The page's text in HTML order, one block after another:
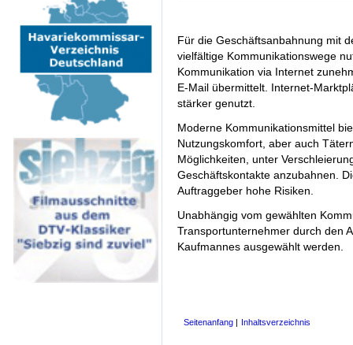
Für die Geschäftsanbahnung mit
vielfältige Kommunikationswege
Kommunikation via Internet
E-Mail übermittelt. Internet-
stärker genutzt.
Moderne Kommunikationsmittel
Nutzungskomfort, aber auch
Möglichkeiten, unter
Geschäftskontakte anzubahnen.
Auftraggeber hohe Risiken.
Unabhängig vom gewählten
Transportunternehmer durch den
Kaufmannes ausgewählt werden.
Seitenanfang | Inhaltsverzeichnis